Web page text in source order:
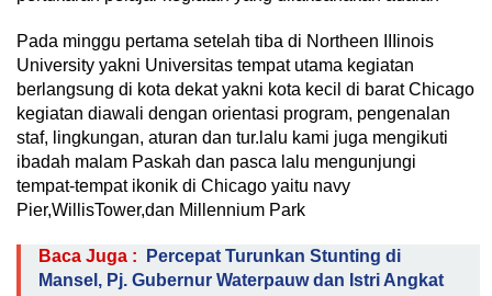
Pada minggu pertama setelah tiba di Northeen IIIinois
University yakni Universitas tempat utama kegiatan
berlangsung di kota dekat yakni kota kecil di barat Chicago
kegiatan diawali dengan orientasi program, pengenalan
staf, lingkungan, aturan dan tur.lalu kami juga mengikuti
ibadah malam Paskah dan pasca lalu mengunjungi
tempat-tempat ikonik di Chicago yaitu navy
Pier,WillisTower,dan Millennium Park
Baca Juga :
Percepat Turunkan Stunting di
Mansel, Pj. Gubernur Waterpauw dan Istri Angkat